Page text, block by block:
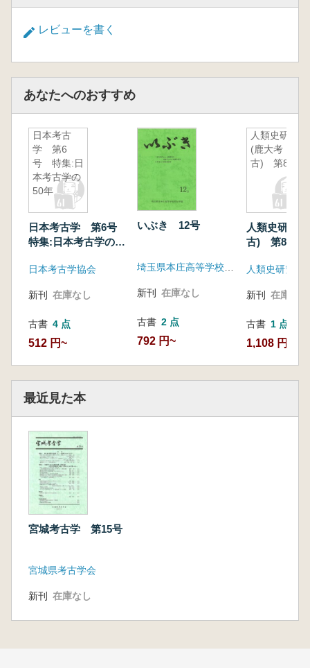
レビューを書く
あなたへのおすすめ
日本考古
学 第6
号 特集:日
本考古学の
50年
日本考古学 第6号
特集:日本考古学の50
日本考古学協会
新刊 在庫なし
古書 4 点
512 円~
いぶき 12号
新刊 在庫なし
古書 2 点
792 円~
人類史研究
(鹿大考
古) 第8号
人類史研究(
古) 第8号
人類史研究会
新刊 在庫なし
古書 1 点
1,108 円
最近見た本
宮城考古学 第15号
宮城県考古学会
新刊 在庫なし